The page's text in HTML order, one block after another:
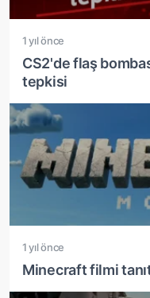
1 yıl önce
CS2'de flaş
tepkisi
1 yıl önce
Minecraft filmi